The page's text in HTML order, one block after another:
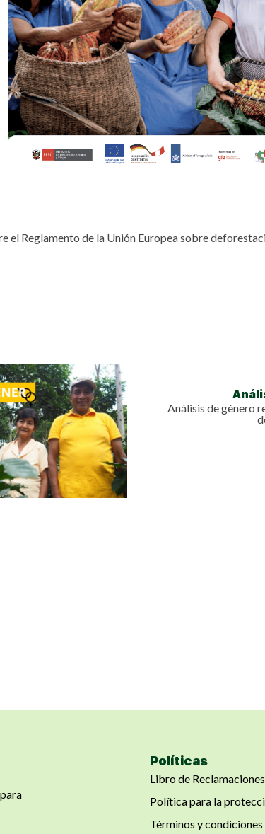
el Reglamento de la Unión Europea sobre
Análisis de género
Políticas
Libro de Reclamaciones
Política para la
Términos y condiciones